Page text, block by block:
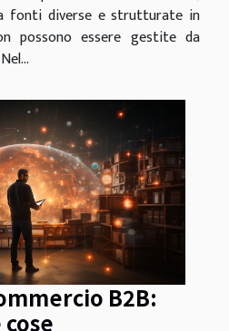
fonti diverse e strutturate in
possono essere gestite da
B2B: